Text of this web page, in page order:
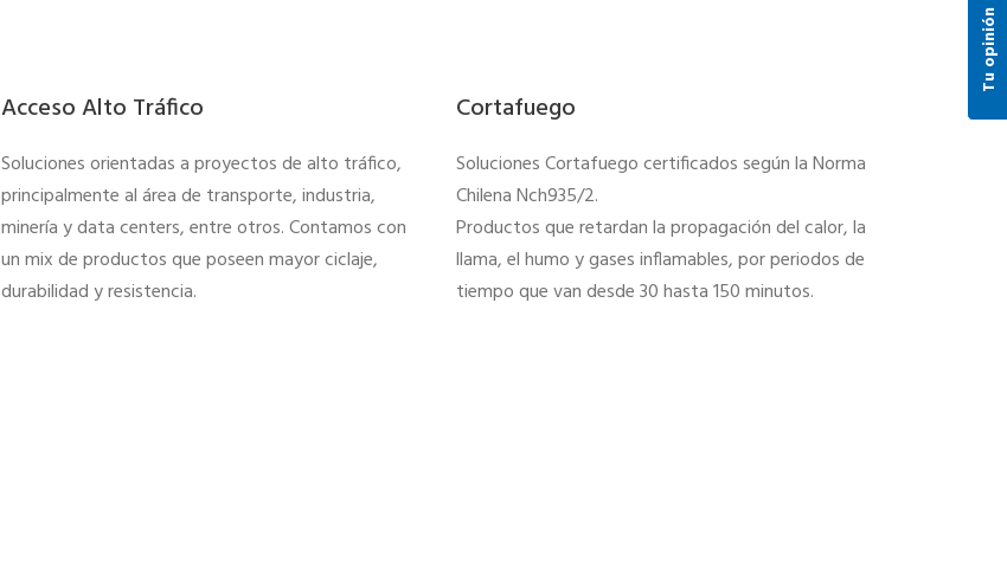
Acceso Alto Tráfico
Soluciones orientadas a proyectos de alto tráfico,
principalmente al área de transporte, industria,
minería y data centers, entre otros. Contamos con
un mix de productos que poseen mayor ciclaje,
durabilidad y resistencia.
Cortafuego
Soluciones Cortafuego certificados según la Norma
Chilena Nch935/2.
Productos que retardan la propagación del calor, la
llama, el humo y gases inflamables, por periodos de
tiempo que van desde 30 hasta 150 minutos.
Tu opinión